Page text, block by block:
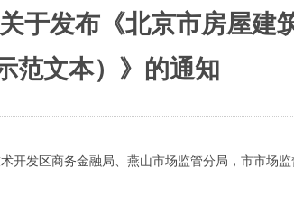
于发布《北京市房屋建
范文本）》的通知
开发区商务金融局、燕山市场监管分局，市市场